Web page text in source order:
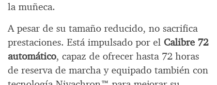
la muñeca.
A pesar de su tamaño reducido, no sacrifica
prestaciones. Está impulsado por el Calibre 72
automático, capaz de ofrecer hasta 72 horas
de reserva de marcha y equipado también con